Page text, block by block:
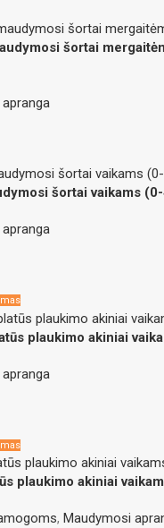
šortai
šortai vaikams
plaukimo akiniai
plaukimo akiniai
, Maudymosi